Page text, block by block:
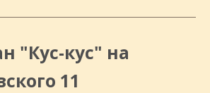
"Кус-кус" на
11